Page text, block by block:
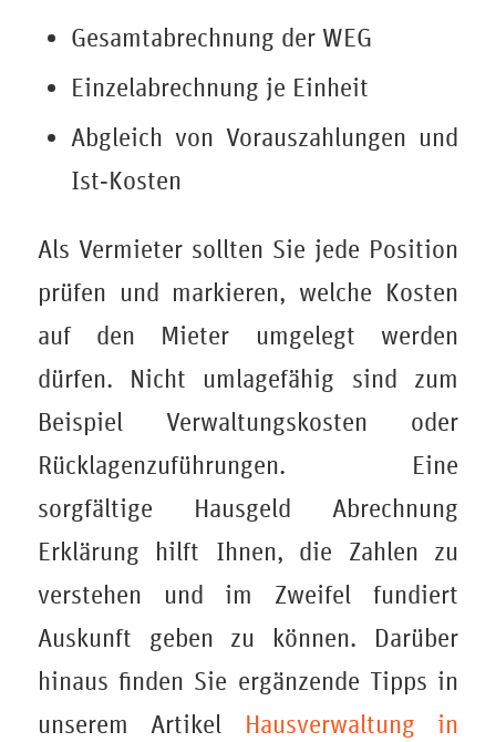
Gesamtabrechnung der WEG
Einzelabrechnung je Einheit
Abgleich von Vorauszahlungen und
Ist‑Kosten
Als Vermieter sollten Sie jede Position
prüfen und markieren, welche Kosten
auf den Mieter umgelegt werden
dürfen. Nicht umlagefähig sind zum
Beispiel Verwaltungskosten oder
Rücklagenzuführungen. Eine
sorgfältige Hausgeld Abrechnung
Erklärung hilft Ihnen, die Zahlen zu
verstehen und im Zweifel fundiert
Auskunft geben zu können. Darüber
hinaus finden Sie ergänzende Tipps in
unserem Artikel Hausverwaltung in